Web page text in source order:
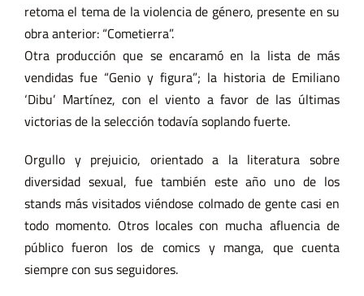
retoma el tema de la violencia de género, presente en su
obra anterior: “Cometierra”.
Otra producción que se encaramó en la lista de más
vendidas fue “Genio y figura”; la historia de Emiliano
‘Dibu’ Martínez, con el viento a favor de las últimas
victorias de la selección todavía soplando fuerte.
Orgullo y prejuicio, orientado a la literatura sobre
diversidad sexual, fue también este año uno de los
stands más visitados viéndose colmado de gente casi en
todo momento. Otros locales con mucha afluencia de
público fueron los de comics y manga, que cuenta
siempre con sus seguidores.